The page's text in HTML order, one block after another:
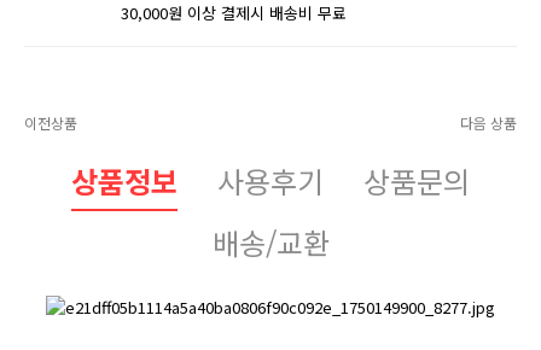
30,000원 이상 결제시 배송비 무료
이전상품 다음 상품
상품정보 사용후기
상품문의
배송/교환